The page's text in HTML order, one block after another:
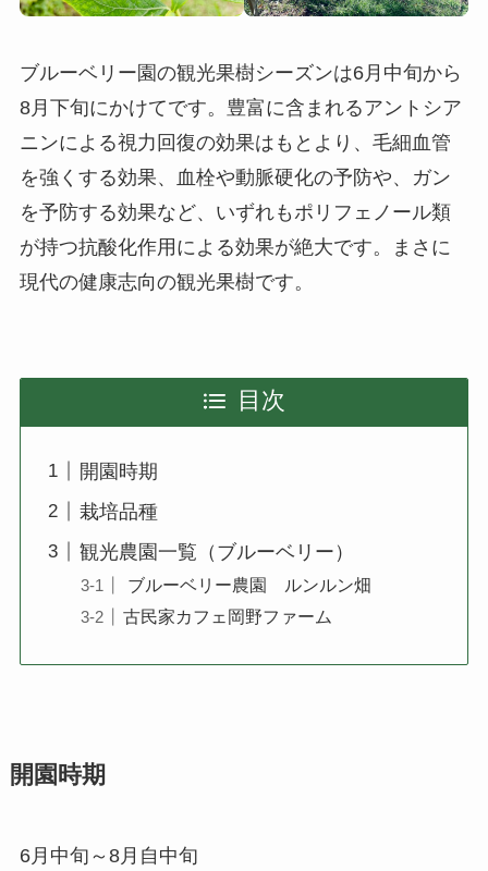
ブルーベリー園の観光果樹シーズンは6月中旬から
8月下旬にかけてです。豊富に含まれるアントシア
ニンによる視力回復の効果はもとより、毛細血管
を強くする効果、血栓や動脈硬化の予防や、ガン
を予防する効果など、いずれもポリフェノール類
が持つ抗酸化作用による効果が絶大です。まさに
現代の健康志向の観光果樹です。
目次
開園時期
栽培品種
観光農園一覧（ブルーベリー）
ブルーベリー農園 ルンルン畑
古民家カフェ岡野ファーム
開園時期
6月中旬～8月自中旬